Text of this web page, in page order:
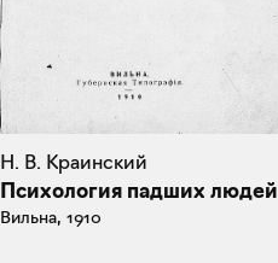
Н. В. Краинский
Психология падших людей
Вильна, 1910